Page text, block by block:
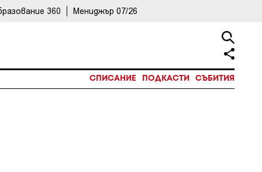
360 Мениджър 07/26
СПИСАНИЕ ПОДКАСТИ СЪБИТИЯ